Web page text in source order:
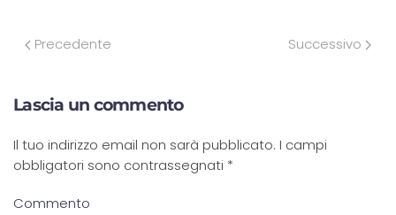
Precedente Successivo
Lascia un commento
Il tuo indirizzo email non sarà pubblicato. I campi
obbligatori sono contrassegnati *
Commento